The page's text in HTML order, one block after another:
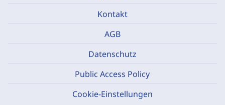
Kontakt
AGB
Datenschutz
Public Access Policy
Cookie-Einstellungen